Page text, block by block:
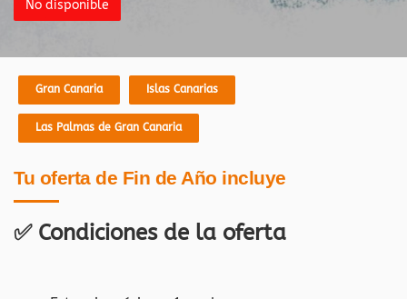
No disponible
Gran Canaria Islas Canarias
Las Palmas de Gran Canaria
Tu oferta de Fin de Año incluye
✅Condiciones de la oferta